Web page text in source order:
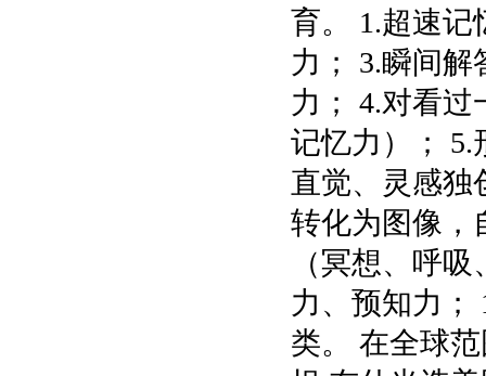
育。 1.超速记
力； 3.瞬间
力； 4.对看
记忆力）； 5.
直觉、灵感独
转化为图像，
（冥想、呼
力、预知力；
类。 在全球